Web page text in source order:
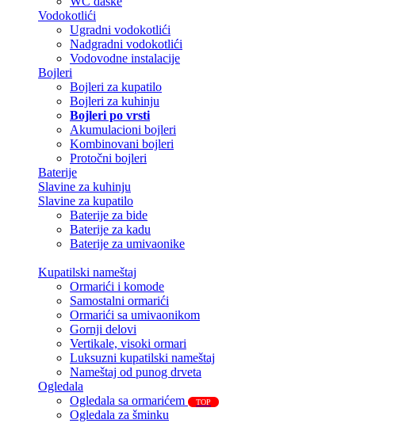
Vodokotlići
Ugradni vodokotlići
Nadgradni vodokotlići
Vodovodne instalacije
Bojleri
Bojleri za kupatilo
Bojleri za kuhinju
Bojleri po vrsti
Akumulacioni bojleri
Kombinovani bojleri
Protočni bojleri
Baterije
Slavine za kuhinju
Slavine za kupatilo
Baterije za bide
Baterije za kadu
Baterije za umivaonike
Kupatilski nameštaj
Ormarići i komode
Samostalni ormarići
Ormarići sa umivaonikom
Gornji delovi
Vertikale, visoki ormari
Luksuzni kupatilski nameštaj
Nameštaj od punog drveta
Ogledala
Ogledala sa ormarićem
TOP
Ogledala za šminku